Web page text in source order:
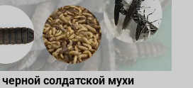
солдатской мухи